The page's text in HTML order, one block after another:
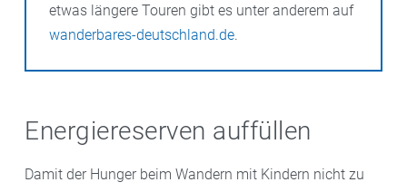
etwas längere Touren gibt es unter anderem auf
wanderbares-deutschland.de.
Energiereserven auffüllen
Damit der Hunger beim Wandern mit Kindern nicht zu